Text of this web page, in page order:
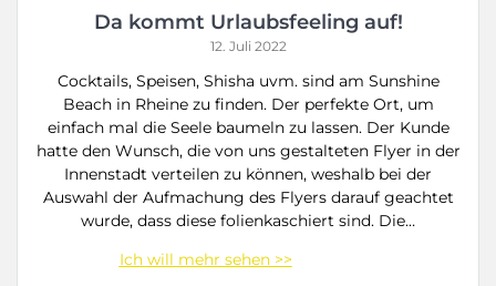
Da kommt Urlaubsfeeling auf!
12. Juli 2022
Cocktails, Speisen, Shisha uvm. sind am Sunshine
Beach in Rheine zu finden. Der perfekte Ort, um
einfach mal die Seele baumeln zu lassen. Der Kunde
hatte den Wunsch, die von uns gestalteten Flyer in der
Innenstadt verteilen zu können, weshalb bei der
Auswahl der Aufmachung des Flyers darauf geachtet
wurde, dass diese folienkaschiert sind. Die…